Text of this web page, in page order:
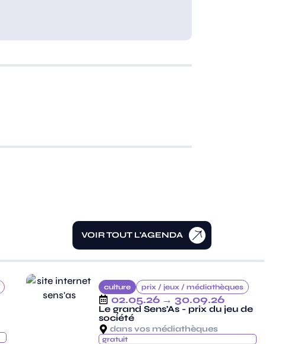
VOIR TOUT L'AGENDA
culture prix /jeux /médiathèques
02.05.26 → 30.09.26
Le grand Sens'As - prix du jeu de
société
dans vos médiathèques
gratuit